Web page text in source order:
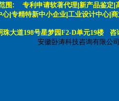
围:
专利申请软著代理|新产品鉴定|
心|专精特新中小企业|工业设计中心|
大道198号星梦园F2-D单元19楼 咨
安徽卧涛科技咨询有限公